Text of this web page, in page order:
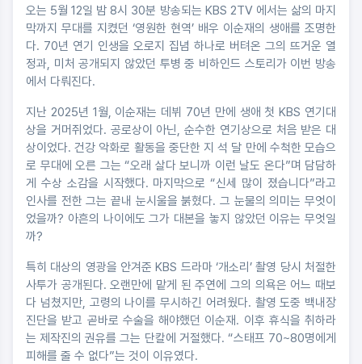
오는 5월 12일 밤 8시 30분 방송되는 KBS 2TV 에서는 삶의 마지
막까지 무대를 지켰던 ‘영원한 현역’ 배우 이순재의 생애를 조명한
다. 70년 연기 인생을 오로지 집념 하나로 버텨온 그의 뜨거운 열
정과, 미처 공개되지 않았던 투병 중 비하인드 스토리가 이번 방송
에서 다뤄진다.
지난 2025년 1월, 이순재는 데뷔 70년 만에 생애 첫 KBS 연기대
상을 거머쥐었다. 공로상이 아닌, 순수한 연기상으로 처음 받은 대
상이었다. 건강 악화로 활동을 중단한 지 석 달 만에 수척한 모습으
로 무대에 오른 그는 “오래 살다 보니까 이런 날도 온다”며 담담하
게 수상 소감을 시작했다. 마지막으로 “신세 많이 졌습니다”라고
인사를 전한 그는 끝내 눈시울을 붉혔다. 그 눈물의 의미는 무엇이
었을까? 아흔의 나이에도 그가 대본을 놓지 않았던 이유는 무엇일
까?
특히 대상의 영광을 안겨준 KBS 드라마 ‘개소리’ 촬영 당시 처절한
사투가 공개된다. 오랜만에 맡게 된 주연에 그의 의욕은 어느 때보
다 넘쳤지만, 고령의 나이를 무시하긴 어려웠다. 촬영 도중 백내장
진단을 받고 곧바로 수술을 해야했던 이순재. 이후 휴식을 취하라
는 제작진의 권유를 그는 단칼에 거절했다. “스태프 70~80명에게
피해를 줄 수 없다”는 것이 이유였다.